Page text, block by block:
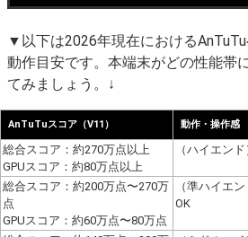
▼以下は2026年現在における
動作目安です。本端末がどの性能帯
てみましょう。↓
AnTuTuスコア（V11） 動作・操作感
総合スコア：約270万点以上
GPUスコア：約80万点以上
（ハイエン
総合スコア：約200万点〜270万
点
GPUスコア：約60万点〜80万点
（準ハイエ
OK